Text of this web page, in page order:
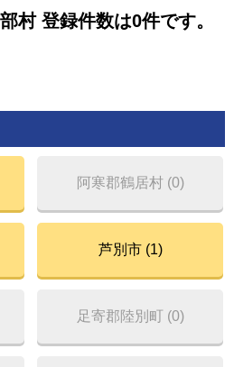
村 登録件数は0件です。
阿寒郡鶴居村 (0)
芦別市 (1)
足寄郡陸別町 (0)